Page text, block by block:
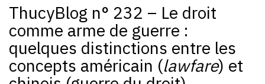
ThucyBlog n° 232 – Le droit
comme arme de guerre :
quelques distinctions entre les
concepts américain (lawfare) et